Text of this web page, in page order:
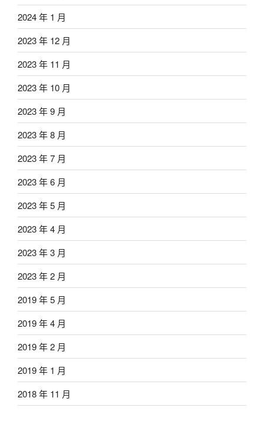
2024 年 1 月
2023 年 12 月
2023 年 11 月
2023 年 10 月
2023 年 9 月
2023 年 8 月
2023 年 7 月
2023 年 6 月
2023 年 5 月
2023 年 4 月
2023 年 3 月
2023 年 2 月
2019 年 5 月
2019 年 4 月
2019 年 2 月
2019 年 1 月
2018 年 11 月